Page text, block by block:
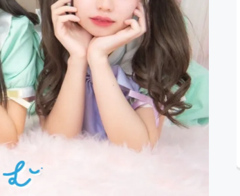
チャレンジ ビューティ
CAMPFIRE for Social GoodCAMPFIRE Creation
CAMPFIREふるさと納税 machi-yaコミュニティ